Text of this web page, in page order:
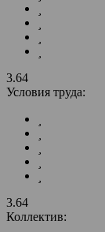
3.64
Условия труда:
3.64
Коллектив: